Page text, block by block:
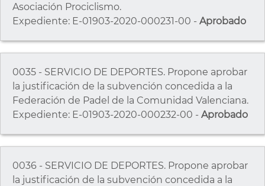
Asociación Prociclismo.
Expediente: E-01903-2020-000231-00 - Aprobado
0035 - SERVICIO DE DEPORTES. Propone aprobar
la justificación de la subvención concedida a la
Federación de Padel de la Comunidad Valenciana.
Expediente: E-01903-2020-000232-00 - Aprobado
0036 - SERVICIO DE DEPORTES. Propone aprobar
la justificación de la subvención concedida a la